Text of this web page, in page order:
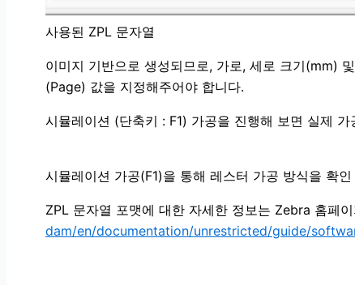
사용된 ZPL 문자열
이미지 기반으로 생성되므로, 가로, 세로 크기(mm)
(Page) 값을 지정해주어야 합니다.
시뮬레이션 (단축키 : F1) 가공을 진행해 보면 실제
시뮬레이션 가공(F1)을 통해 레스터 가공 방식을 확인
ZPL 문자열 포맷에 대한 자세한 정보는 Zebra 홈페
dam/en/documentation/unrestricted/guide/